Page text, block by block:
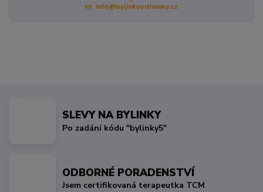
info@bylinkyodhanky.cz
SLEVY NA BYLINKY
Po zadání kódu "bylinky5"
ODBORNÉ PORADENSTVÍ
Jsem certifikovaná terapeutka TCM